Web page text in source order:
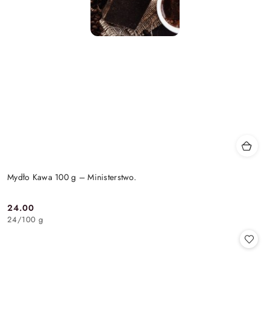
Mydło Kawa 100 g – Ministerstwo.
Cena:
24.00
24/100 g